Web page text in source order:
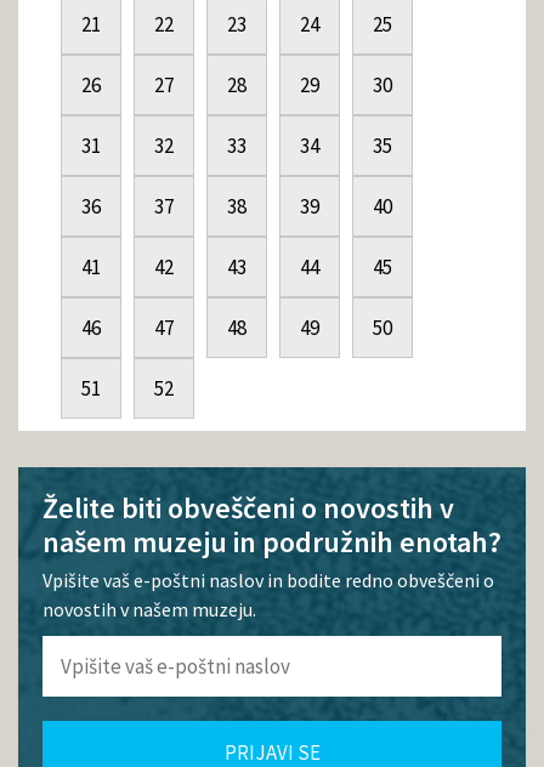
21 22 23 24 25
26 27 28 29 30
31 32 33 34 35
36 37 38 39 40
41 42 43 44 45
46 47 48 49 50
51 52
Želite biti obveščeni o novostih v
našem muzeju in podružnih enotah?
Vpišite vaš e-poštni naslov in bodite redno obveščeni o
novostih v našem muzeju.
PRIJAVI SE